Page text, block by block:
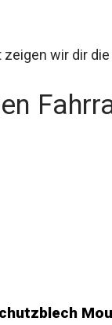
wir dir